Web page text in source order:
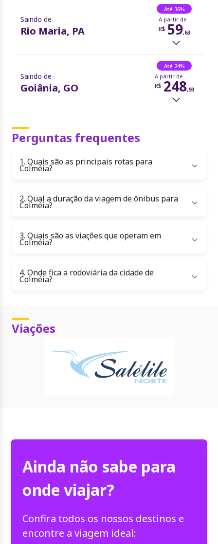
Saindo de
Rio Maria, PA
Até 36%
A partir de
R$ 59,63
Ordenar por:
R$ 59
Saindo de
Goiânia, GO
Até 24%
A partir de
R$ 248,93
Ordenar por:
Preço
Colmeia, TO
04/07/2026
R$ 248 93
Perguntas frequentes
1. Quais são as principais rotas para
Colméia?
2. Qual a duração da viagem de ônibus para
Colméia?
3. Quais são as viações que operam em
Colméia?
4. Onde fica a rodoviária da cidade de
Colméia?
Viações
Ainda não sabe para
onde viajar?
Confira todos os nossos destinos e
encontre a viagem ideal: